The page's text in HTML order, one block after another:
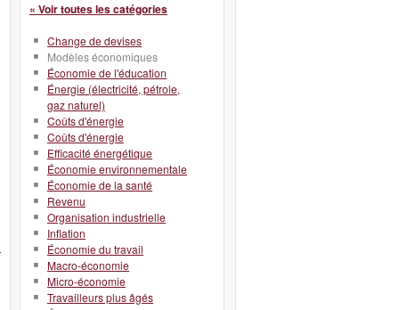
« Voir toutes les catégories
Change de devises
Modèles économiques
Économie de l'éducation
Énergie (électricité, pétrole,
gaz naturel)
Coûts d'énergie
Coûts d'énergie
Efficacité énergétique
Économie environnementale
Économie de la santé
Revenu
Organisation industrielle
Inflation
Économie du travail
Macro-économie
Micro-économie
Travailleurs plus âgés